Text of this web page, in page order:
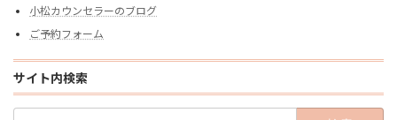
小松カウンセラーのブログ
ご予約フォーム
サイト内検索